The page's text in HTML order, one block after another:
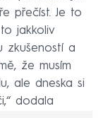
přečíst. Je to
jakkoliv
zkušeností a
že musím
ale dneska si
dodala